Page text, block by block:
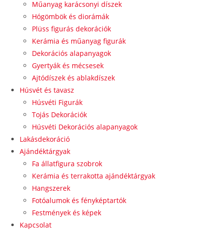
Műanyag karácsonyi díszek
Hógömbök és diorámák
Plüss figurás dekorációk
Kerámia és műanyag figurák
Dekorációs alapanyagok
Gyertyák és mécsesek
Ajtódíszek és ablakdíszek
Húsvét és tavasz
Húsvéti Figurák
Tojás Dekorációk
Húsvéti Dekorációs alapanyagok
Lakásdekoráció
Ajándéktárgyak
Fa állatfigura szobrok
Kerámia és terrakotta ajándéktárgyak
Hangszerek
Fotóalumok és fényképtartók
Festmények és képek
Kapcsolat